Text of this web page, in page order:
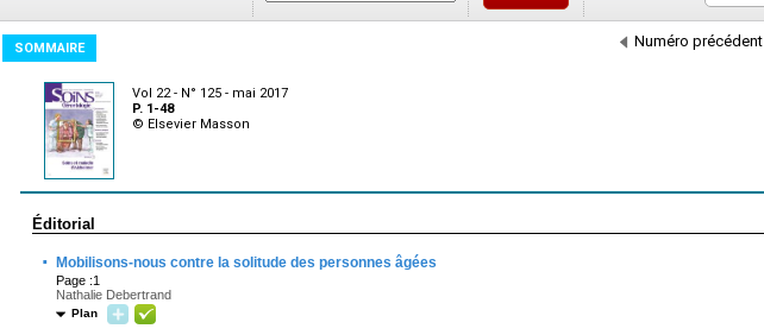
SOMMAIRE Numéro précédent
Vol 22 - N° 125 - mai 2017
P. 1-48
© Elsevier Masson
Éditorial
· Mobilisons-nous contre la solitude des personnes âgées
Page :1
Nathalie Debertrand
Plan